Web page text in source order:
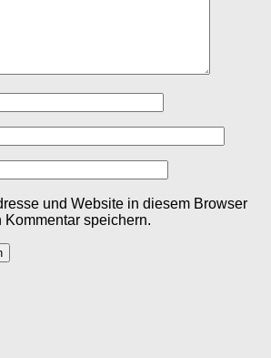
und Website in diesem Browser
speichern.